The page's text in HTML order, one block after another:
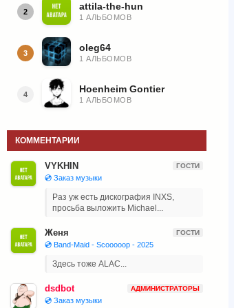
2 attila-the-hun
1 АЛЬБОМОВ
3 oleg64
1 АЛЬБОМОВ
4 Hoenheim Gontier
1 АЛЬБОМОВ
КОММЕНТАРИИ
VYKHIN ГОСТИ
💿 Заказ музыки
Раз уж есть дискография INXS,
просьба выложить Michael...
Женя ГОСТИ
💿 Band-Maid - Scooooop - 2025
Здесь тоже ALAC...
dsdbot АДМИНИСТРАТОРЫ
💿 Заказ музыки